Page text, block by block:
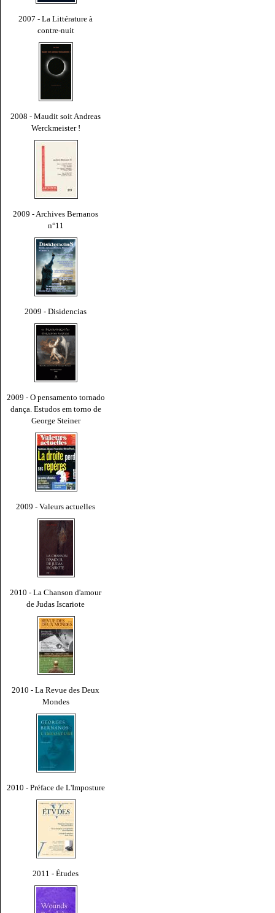
2007 - La Littérature à
contre-nuit
2008 - Maudit soit Andreas
Werckmeister !
2009 - Archives Bernanos
n°11
2009 - Disidencias
2009 - O pensamento tornado
dança. Estudos em torno de
George Steiner
2009 - Valeurs actuelles
2010 - La Chanson d'amour
de Judas Iscariote
2010 - La Revue des Deux
Mondes
2010 - Préface de L'Imposture
2011 - Études